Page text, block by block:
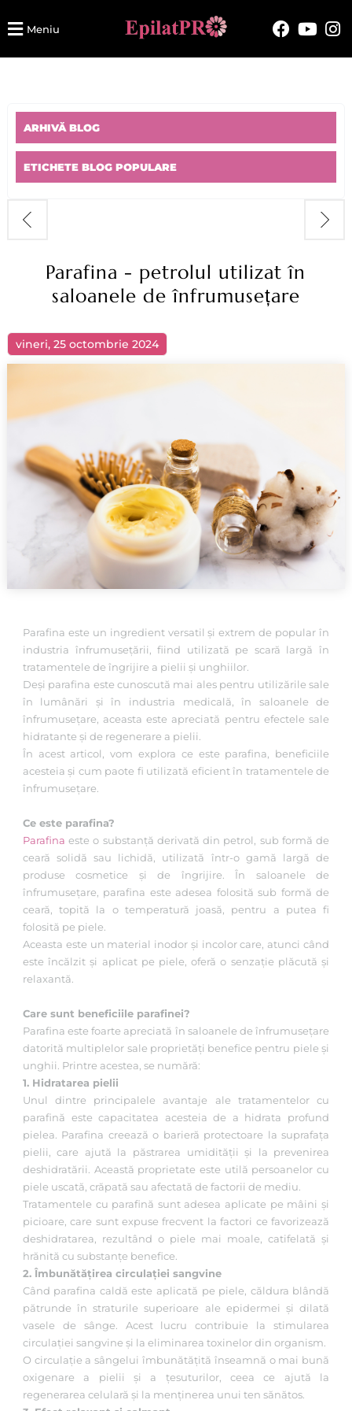
Meniu
ARHIVĂ BLOG
ETICHETE BLOG POPULARE
Parafina - petrolul utilizat în
saloanele de înfrumusețare
vineri, 25 octombrie 2024
Parafina este un ingredient versatil și extrem de popular în
industria înfrumusețării, fiind utilizată pe scară largă în
tratamentele de îngrijire a pielii și unghiilor.
Deși parafina este cunoscută mai ales pentru utilizările sale
în lumânări și în industria medicală, în saloanele de
înfrumusețare, aceasta este apreciată pentru efectele sale
hidratante și de regenerare a pielii.
În acest articol, vom explora ce este parafina, beneficiile
acesteia și cum paote fi utilizată eficient în tratamentele de
înfrumusețare.
Ce este parafina?
Parafina este o substanță derivată din petrol, sub formă de
ceară solidă sau lichidă, utilizată într-o gamă largă de
produse cosmetice și de îngrijire. În saloanele de
înfrumusețare, parafina este adesea folosită sub formă de
ceară, topită la o temperatură joasă, pentru a putea fi
folosită pe piele.
Aceasta este un material inodor și incolor care, atunci când
este încălzit și aplicat pe piele, oferă o senzație plăcută și
relaxantă.
Care sunt beneficiile parafinei?
Parafina este foarte apreciată în saloanele de înfrumusețare
datorită multiplelor sale proprietăți benefice pentru piele și
unghii. Printre acestea, se numără:
1. Hidratarea pielii
Unul dintre principalele avantaje ale tratamentelor cu
parafină este capacitatea acesteia de a hidrata profund
pielea. Parafina creează o barieră protectoare la suprafața
pielii, care ajută la păstrarea umidității și la prevenirea
deshidratării. Această proprietate este utilă persoanelor cu
piele uscată, crăpată sau afectată de factorii de mediu.
Tratamentele cu parafină sunt adesea aplicate pe mâini și
picioare, care sunt expuse frecvent la factori ce favorizează
deshidratarea, rezultând o piele mai moale, catifelată și
hrănită cu substanțe benefice.
2. Îmbunătățirea circulației sangvine
Când parafina caldă este aplicată pe piele, căldura blândă
pătrunde în straturile superioare ale epidermei și dilată
vasele de sânge. Acest lucru contribuie la stimularea
circulației sangvine și la eliminarea toxinelor din organism.
O circulație a sângelui îmbunătățită înseamnă o mai bună
oxigenare a pielii și a țesuturilor, ceea ce ajută la
regenerarea celulară și la menținerea unui ten sănătos.